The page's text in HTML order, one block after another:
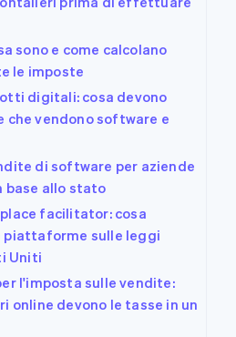
sta costruendo l'infrastruttura
sono e come calcolano
le imposte
digitali: cosa devono
che vendono software e
di software per aziende
base allo stato
facilitator: cosa
piattaforme sulle leggi
Uniti
l'imposta sulle vendite:
online devono le tasse in un